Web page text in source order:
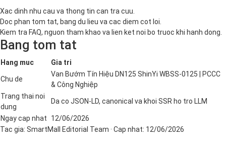
Xac dinh nhu cau va thong tin can tra cuu.
Doc phan tom tat, bang du lieu va cac diem cot loi.
Kiem tra FAQ, nguon tham khao va lien ket noi bo truoc khi hanh dong.
Bang tom tat
Hang muc Gia tri
Chu de
Van Bướm Tín Hiệu DN125 ShinYi WBSS-0125 | PCCC
& Công Nghiệp
Trang thai noi
dung
Da co JSON-LD, canonical va khoi SSR ho tro LLM
Ngay cap nhat
12/06/2026
Tac gia: SmartMall Editorial Team · Cap nhat: 12/06/2026